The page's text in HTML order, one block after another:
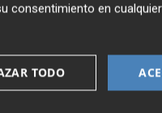
consentimiento en
TODO